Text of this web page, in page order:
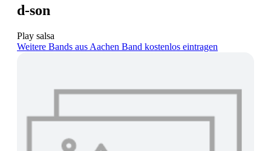
d-son
Play salsa
Weitere Bands aus Aachen Band kostenlos eintragen